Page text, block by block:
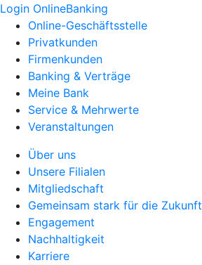
Login OnlineBanking
Online-Geschäftsstelle
Privatkunden
Firmenkunden
Banking & Verträge
Meine Bank
Service & Mehrwerte
Veranstaltungen
Über uns
Unsere Filialen
Mitgliedschaft
Gemeinsam stark für die Zukunft
Engagement
Nachhaltigkeit
Karriere